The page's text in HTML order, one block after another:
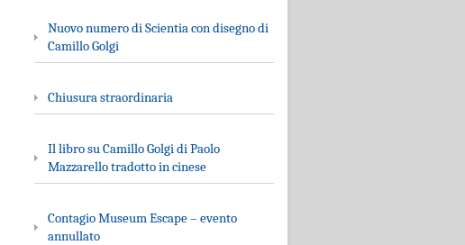
Nuovo numero di Scientia con disegno di
Camillo Golgi
Chiusura straordinaria
Il libro su Camillo Golgi di Paolo
Mazzarello tradotto in cinese
Contagio Museum Escape – evento
annullato